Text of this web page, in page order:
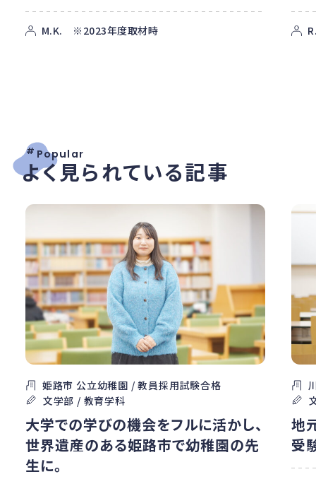
M.K. ※2023年度取材時
# Popular
よく見られている記事
姫路市 公立幼稚園 / 教員採用試験合格
文学部 / 教育学科
大学での学びの機会をフルに活かし、
世界遺産のある姫路市で幼稚園の先
生に。
地
受